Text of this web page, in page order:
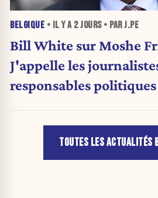
BELGIQUE • IL Y A 2 JOURS• PAR J.PE
Bill White sur Moshe
J'appelle les
responsables politiques
TOUTES LES ACTUALITÉS